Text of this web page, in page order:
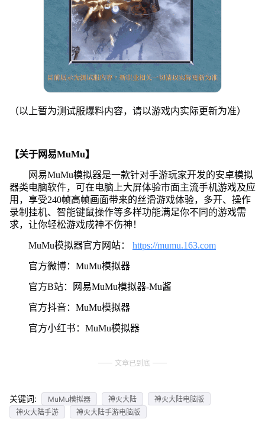
（以上暂为测试服爆料内容，请以游戏内实际更新为准）
【关于网易MuMu】
网易MuMu模拟器是一款针对手游玩家开发的安卓模拟
器类电脑软件，可在电脑上大屏体验市面主流手机游戏及应
用，享受240帧高帧画面带来的丝滑游戏体验，多开、操作
录制挂机、智能键鼠操作等多样功能满足你不同的游戏需
求，让你轻松游戏成神不伤神！
MuMu模拟器官方网站： https://mumu.163.com
官方微博：MuMu模拟器
官方B站：网易MuMu模拟器-Mu酱
官方抖音：MuMu模拟器
官方小红书：MuMu模拟器
文章已到底
关键词: MuMu模拟器 神火大陆
神火大陆电脑版
神火大陆手游
神火大陆手游电脑版